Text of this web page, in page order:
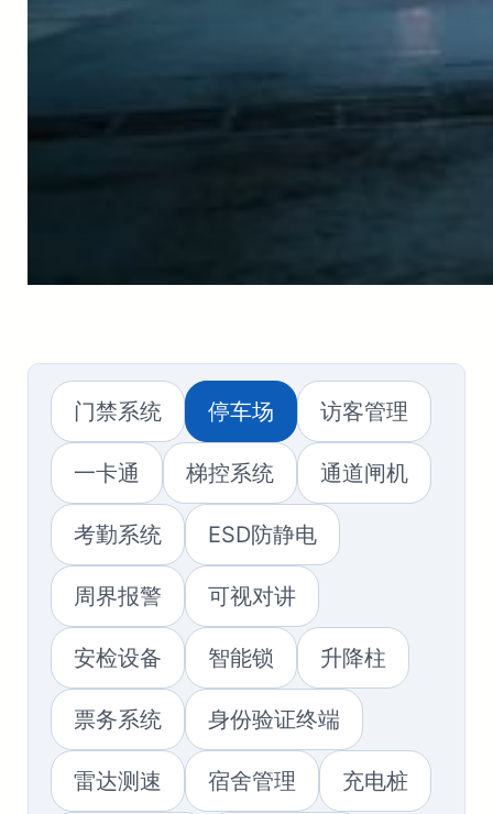
门禁系统 停车场 访客管理
一卡通 梯控系统 通道闸机
考勤系统 ESD防静电
周界报警 可视对讲
安检设备 智能锁 升降柱
票务系统 身份验证终端
雷达测速 宿舍管理 充电桩